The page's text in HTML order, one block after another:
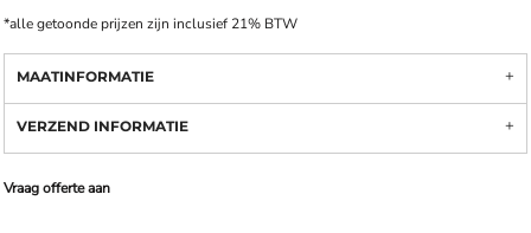
*alle getoonde prijzen zijn inclusief 21% BTW
MAATINFORMATIE
VERZEND INFORMATIE
Vraag offerte aan